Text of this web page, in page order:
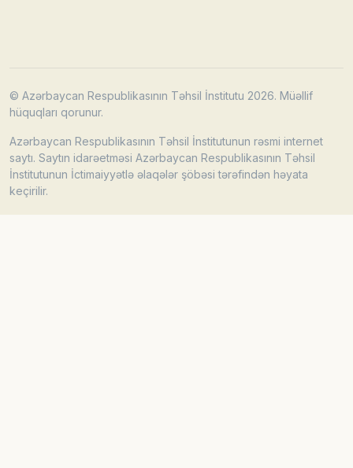
© Azərbaycan Respublikasının Təhsil İnstitutu 2026. Müəllif
hüquqları qorunur.
Azərbaycan Respublikasının Təhsil İnstitutunun rəsmi internet
saytı. Saytın idarəetməsi Azərbaycan Respublikasının Təhsil
İnstitutunun İctimaiyyətlə əlaqələr şöbəsi tərəfindən həyata
keçirilir.